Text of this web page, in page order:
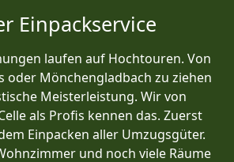
Einpackservice
laufen auf Hochtouren. Von
oder Mönchen­gladbach zu ziehen
Meisterleistung. Wir von
als Profis kennen das. Zuerst
Einpacken aller Umzugsgüter.
und noch viele Räume